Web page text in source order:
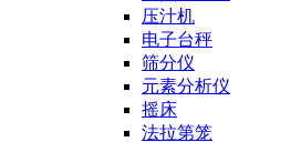
压汁机
电子台秤
筛分仪
元素分析仪
摇床
法拉第笼